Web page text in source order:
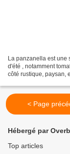
La panzanella est une
d'été , notamment
côté rustique, paysan,
< Page
Hébergé par
Top articles